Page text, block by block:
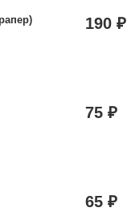
190 ₽
75 ₽
65 ₽